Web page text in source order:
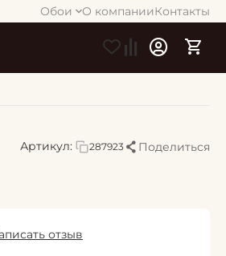
Обои О компанииКонтакты
Артикул: 287923 Поделиться
отзыв